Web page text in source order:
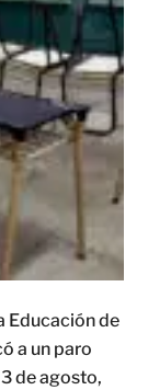
Educación de
a un paro
de agosto,